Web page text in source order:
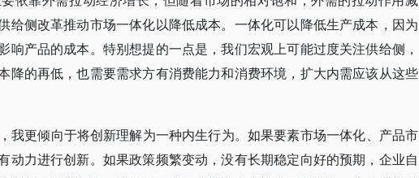
给侧改革推动市场一体化以降低成本。一体化可以降低生产成本，因为
响产品的成本。特别想提的一点是，我们宏观上可能过度关注供给侧，
降的再低，也需要需求方有消费能力和消费环境，扩大内需应该从这些
我更倾向于将创新理解为一种内生行为。如果要素市场一体化、产品市
动力进行创新。如果政策频繁变动，没有长期稳定向好的预期，企业自